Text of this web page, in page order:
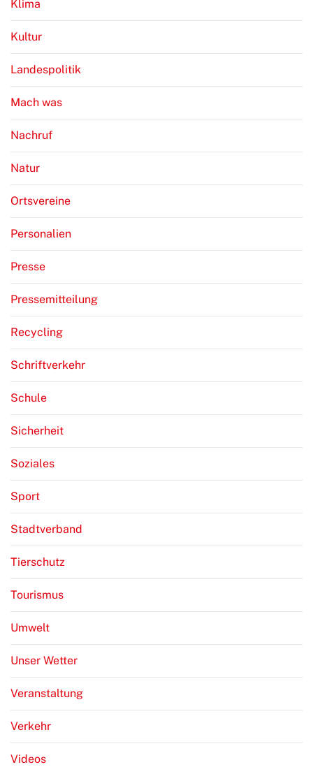
Klima
Kultur
Landespolitik
Mach was
Nachruf
Natur
Ortsvereine
Personalien
Presse
Pressemitteilung
Recycling
Schriftverkehr
Schule
Sicherheit
Soziales
Sport
Stadtverband
Tierschutz
Tourismus
Umwelt
Unser Wetter
Veranstaltung
Verkehr
Videos